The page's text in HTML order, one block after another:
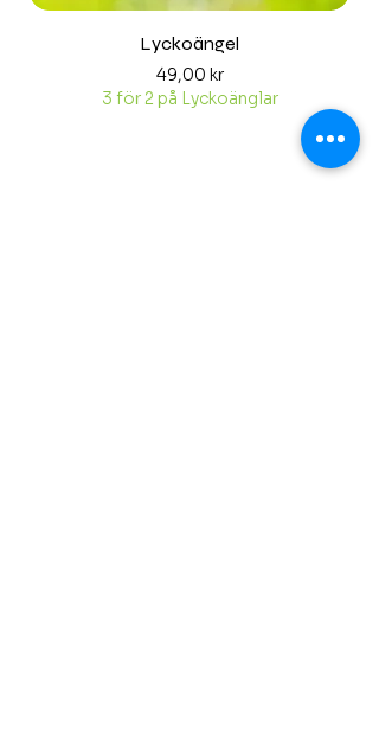
Lyckoängel
Pris
49,00 kr
3 för 2 på Lyckoänglar